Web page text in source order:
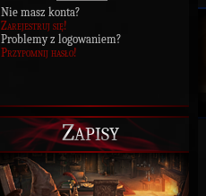
Nie masz konta?
Zarejestruj się!
Problemy z logowaniem?
Przypomnij hasło!
Zapisy